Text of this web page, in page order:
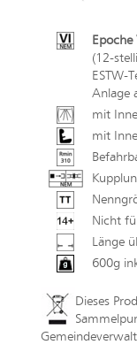
(12-
ESTW-
Anlage
mit
mit
Nicht
Länge
600g
Dieses